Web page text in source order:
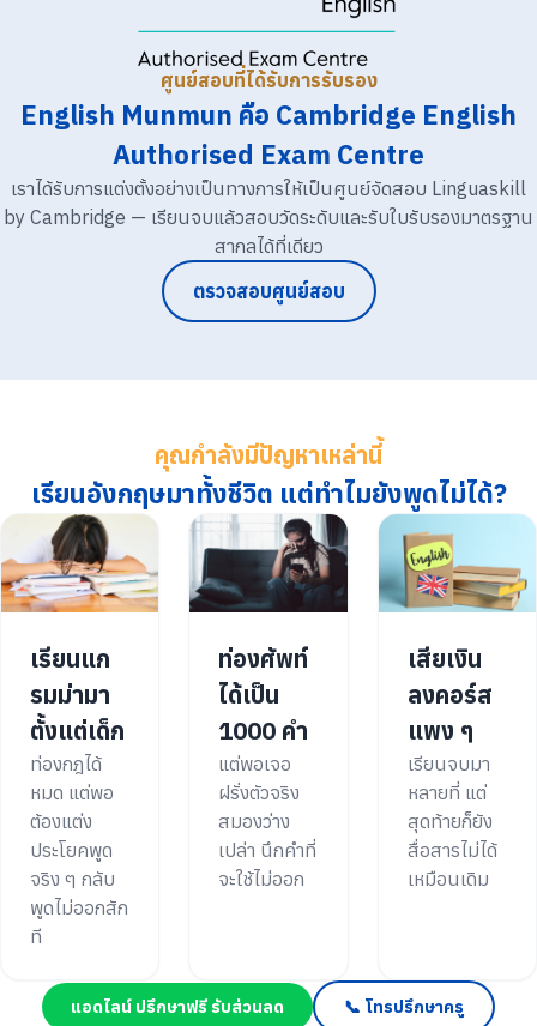
ศูนย์สอบที่ได้รับการรับรอง
English Munmun คือ Cambridge English
Authorised Exam Centre
เราได้รับการแต่งตั้งอย่างเป็นทางการให้เป็นศูนย์จัดสอบ Linguaskill
by Cambridge — เรียนจบแล้วสอบวัดระดับและรับใบรับรองมาตรฐาน
สากลได้ที่เดียว
ตรวจสอบศูนย์สอบ
คุณกำลังมีปัญหาเหล่านี้
เรียนอังกฤษมาทั้งชีวิต แต่ทำไมยังพูดไม่ได้?
เรียนแก
รมม่ามา
ตั้งแต่เด็ก
ท่องกฎได้
หมด แต่พอ
ต้องแต่ง
ประโยคพูด
จริง ๆ กลับ
พูดไม่ออกสัก
ที
ท่องศัพท์
ได้เป็น
1000 คำ
แต่พอเจอ
ฝรั่งตัวจริง
สมองว่าง
เปล่า นึกคำที่
จะใช้ไม่ออก
เสียเงิน
ลงคอร์ส
แพง ๆ
เรียนจบมา
หลายที่ แต่
สุดท้ายก็ยัง
สื่อสารไม่ได้
เหมือนเดิม
แอดไลน์ ปรึกษาฟรี รับส่วนลด 📞 โทรปรึกษาครู